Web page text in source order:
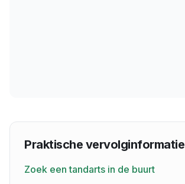
Praktische vervolginformatie
Zoek een tandarts in de buurt